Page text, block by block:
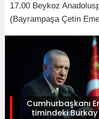
17.00 Beykoz
(Bayrampaşa Çetin
Cumhurbaşkanı
timindeki